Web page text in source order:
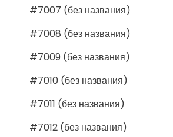
#7007 (без названия)
#7008 (без названия)
#7009 (без названия)
#7010 (без названия)
#7011 (без названия)
#7012 (без названия)